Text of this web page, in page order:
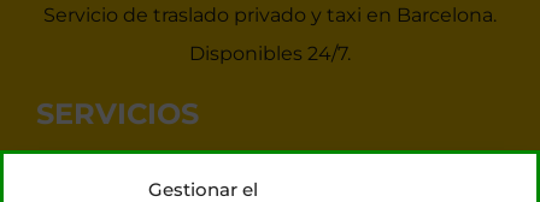
Gestionar el
Servicio de traslado privado y taxi en Barcelona.
Disponibles 24/7.
SERVICIOS